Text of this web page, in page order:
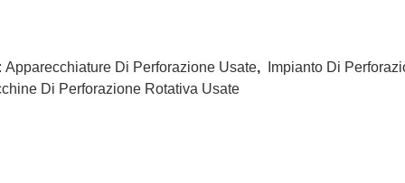
Apparecchiature Di Perforazione Usate, Impianto Di
Di Perforazione Rotativa Usate